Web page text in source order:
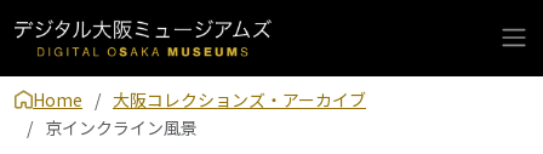
Home
大阪コレクションズ・アーカイブ
京インクライン風景